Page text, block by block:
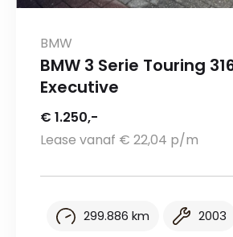
BMW
BMW 3 Serie Touring
Executive
€ 1.250,-
Lease vanaf € 22,04 p/m
299.886 km 2003